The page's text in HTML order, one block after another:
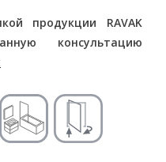
продукции RAVAK
консультацию